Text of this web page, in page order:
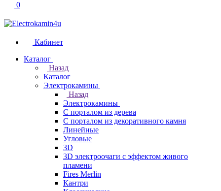
0
Кабинет
Каталог
Назад
Каталог
Электрокамины
Назад
Электрокамины
С порталом из дерева
С порталом из декоративного камня
Линейные
Угловые
3D
3D электроочаги с эффектом живого
пламени
Fires Merlin
Кантри